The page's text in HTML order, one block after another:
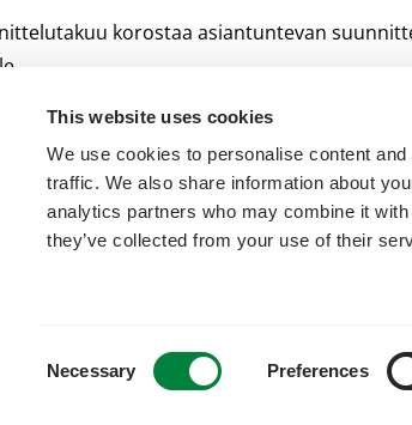
This website uses cookies
We use cookies to personalise content
traffic. We also share information about
analytics partners who may combine it
they’ve collected from your use of their
Necessary Preferences
korostaa asiantuntevan
siitä, että seisomme
tarpeita pitkällä tähtäimellä”, toteaa
kiinteistönomistajia, rakennuttajia ja
suunnittelusta